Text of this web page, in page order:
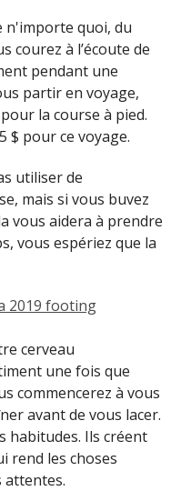
n'importe quoi, du
courez à l’écoute de
pendant une
partir en voyage,
la course à pied.
$ pour ce voyage.
utiliser de
mais si vous buvez
vous aidera à prendre
vous espériez que la
2019 footing
cerveau
une fois que
commencerez à vous
avant de vous lacer.
habitudes. Ils créent
rend les choses
attentes.